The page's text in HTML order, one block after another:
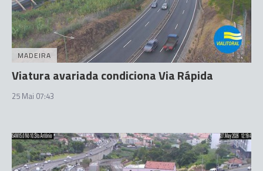
MADEIRA
Viatura avariada condiciona Via Rápida
25 Mai 07:43